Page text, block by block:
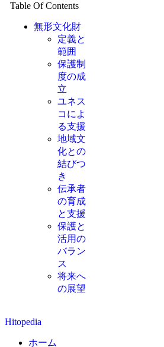
Table Of Contents
無形文化財
定義と
範囲
保護制
度の成
立
ユネス
コによ
る支援
地域文
化との
結びつ
き
伝承者
の育成
と支援
保護と
活用の
バラン
ス
将来へ
の展望
Hitopedia
ホーム